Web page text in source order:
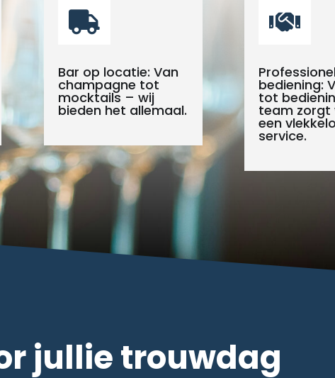

Bar op locatie: Van
champagne tot
mocktails – wij
bieden het allemaal.

bediening:
tot
team zorgt
een
service.
jullie trouwdag